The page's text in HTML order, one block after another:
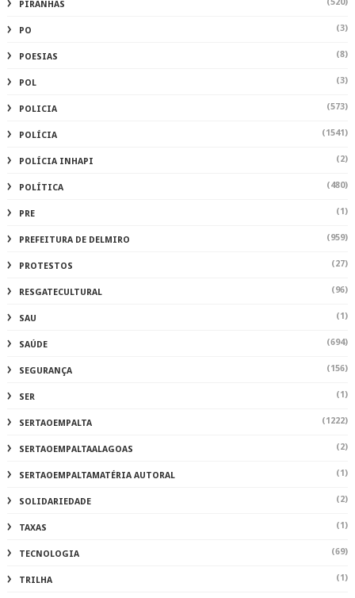
PIRANHAS (520)
PO (3)
POESIAS (8)
POL (3)
POLICIA (573)
POLÍCIA (1541)
POLÍCIA INHAPI (2)
POLÍTICA (480)
PRE (1)
PREFEITURA DE DELMIRO (959)
PROTESTOS (27)
RESGATECULTURAL (96)
SAU (1)
SAÚDE (694)
SEGURANÇA (156)
SER (1)
SERTAOEMPALTA (1222)
SERTAOEMPALTAALAGOAS (2)
SERTAOEMPALTAMATÉRIA AUTORAL (1)
SOLIDARIEDADE (2)
TAXAS (1)
TECNOLOGIA (69)
TRILHA (1)